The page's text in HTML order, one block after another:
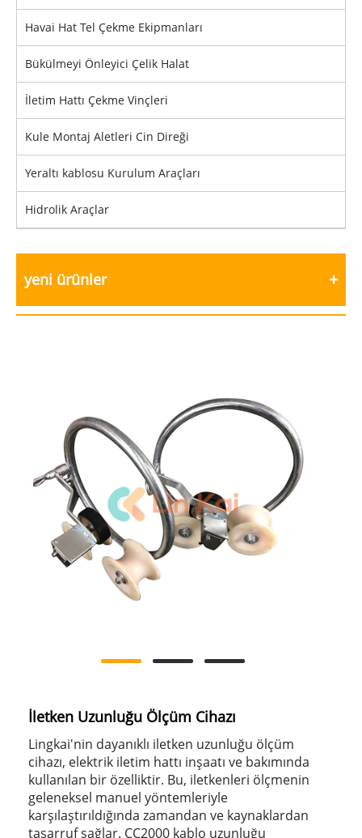
Havai Hat Tel Çekme Ekipmanları
Bükülmeyi Önleyici Çelik Halat
İletim Hattı Çekme Vinçleri
Kule Montaj Aletleri Cin Direği
Yeraltı kablosu Kurulum Araçları
Hidrolik Araçlar
yeni ürünler
İletken Uzunluğu Ölçüm Cihazı
Lingkai'nin dayanıklı iletken uzunluğu ölçüm
cihazı, elektrik iletim hattı inşaatı ve bakımında
kullanılan bir özelliktir. Bu, iletkenleri ölçmenin
geleneksel manuel yöntemleriyle
karşılaştırıldığında zamandan ve kaynaklardan
tasarruf sağlar. CC2000 kablo uzunluğu